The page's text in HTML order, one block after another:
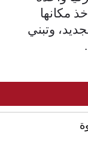
مكانها
وتبني